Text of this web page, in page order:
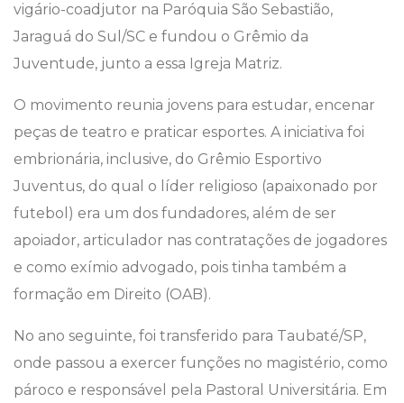
vigário-coadjutor na Paróquia São Sebastião,
Jaraguá do Sul/SC e fundou o Grêmio da
Juventude, junto a essa Igreja Matriz.
O movimento reunia jovens para estudar, encenar
peças de teatro e praticar esportes. A iniciativa foi
embrionária, inclusive, do Grêmio Esportivo
Juventus, do qual o líder religioso (apaixonado por
futebol) era um dos fundadores, além de ser
apoiador, articulador nas contratações de jogadores
e como exímio advogado, pois tinha também a
formação em Direito (OAB).
No ano seguinte, foi transferido para Taubaté/SP,
onde passou a exercer funções no magistério, como
pároco e responsável pela Pastoral Universitária. Em